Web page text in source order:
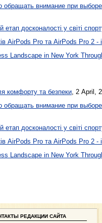
обращать внимание при
досконалості у світі
AirPods Pro та AirPods Pro 2 -
Landscape in New York
комфорту та безпеки , 2 April,
обращать внимание при
етап досконалості у світі
AirPods Pro та AirPods Pro 2 -
Landscape in New York
РЕДАКЦИИ САЙТА